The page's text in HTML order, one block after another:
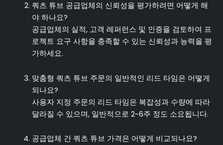
쿼츠 튜브 공급업체의 신뢰성을 평가하려면 어떻게 해
야 하나요?
공급업체의 실적, 고객 레퍼런스 및 인증을 검토하여 프
로젝트 요구 사항을 충족할 수 있는 신뢰성과 능력을 평
가하세요.
맞춤형 쿼츠 튜브 주문의 일반적인 리드 타임은 어떻게
되나요?
사용자 지정 주문의 리드 타임은 복잡성과 수량에 따라
달라질 수 있으며, 일반적으로 2~6주 정도 소요됩니다.
공급업체 간 쿼츠 튜브 가격은 어떻게 비교되나요?